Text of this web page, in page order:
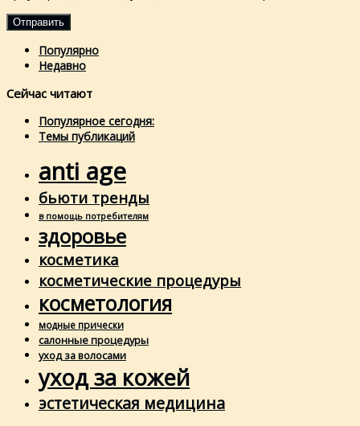
Популярно
Недавно
Сейчас читают
Популярное сегодня:
Темы публикаций
anti age
бьюти тренды
в помощь потребителям
здоровье
косметика
косметические процедуры
косметология
модные прически
салонные процедуры
уход за волосами
уход за кожей
эстетическая медицина